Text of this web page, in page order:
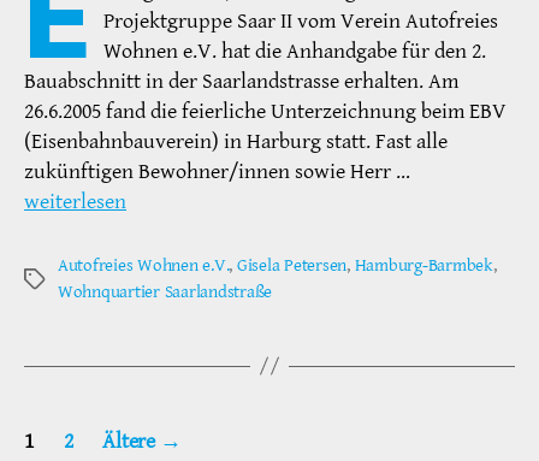
Projektgruppe Saar II vom Verein Autofreies
Wohnen e.V. hat die Anhandgabe für den 2.
Bauabschnitt in der Saarlandstrasse erhalten. Am
26.6.2005 fand die feierliche Unterzeichnung beim EBV
(Eisenbahnbauverein) in Harburg statt. Fast alle
zukünftigen Bewohner/innen sowie Herr …
weiterlesen
Schlagwörter
Autofreies Wohnen e.V., Gisela Petersen, Hamburg-Barmbek,
Wohnquartier Saarlandstraße
Seitennummerierung
1 2 Ältere →